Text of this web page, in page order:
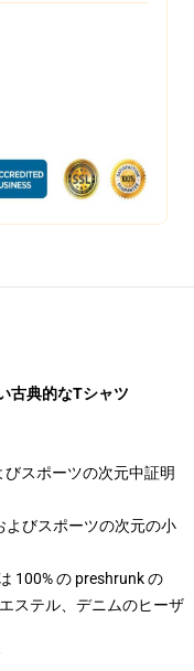
古典的なTシャツ
びスポーツの次元中証明
よびスポーツの次元の小
100% の preshrunk の
ステル、デニムのヒーザ